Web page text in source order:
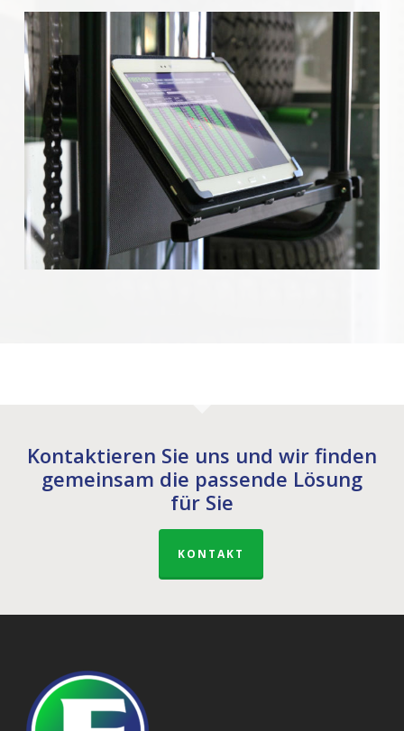
Kontaktieren Sie uns und wir finden
gemeinsam die passende Lösung
für Sie
KONTAKT